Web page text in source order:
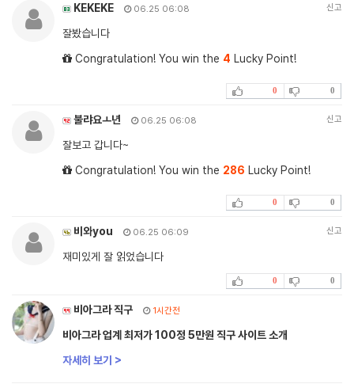
KEKEKE 06.25 06:08 신고
잘봤습니다
Congratulation! You win the 4 Lucky Point!
0 0
불랴요ㅗ년 06.25 06:08 신고
잘보고 갑니다~
Congratulation! You win the 286 Lucky Point!
0 0
비와you 06.25 06:09 신고
재미있게 잘 읽었습니다
0 0
비아그라 직구 1시간전
비아그라 업계 최저가 100정 5만원 직구 사이트 소개
자세히 보기 >